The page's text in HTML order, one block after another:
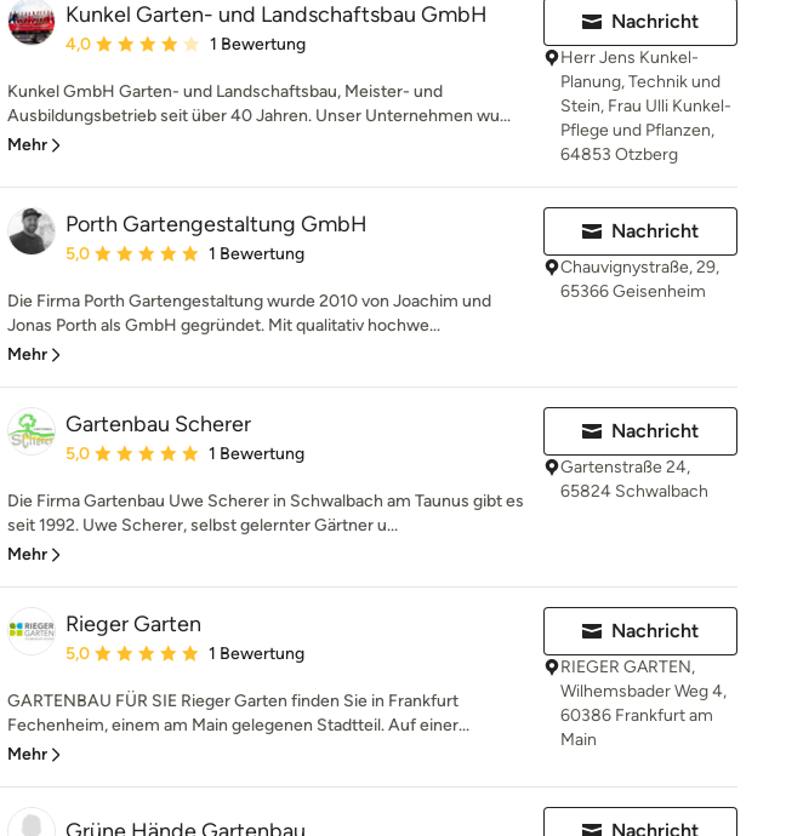
Kunkel Garten- und Landschaftsbau GmbH
Durchschnittliche Bewertung: 4 von 5 Sternen
4,0 1 Bewertung
Kunkel GmbH Garten- und Landschaftsbau, Meister- und
Ausbildungsbetrieb seit über 40 Jahren. Unser Unternehmen wu...
Mehr
Nachricht
Herr Jens Kunkel-
Planung, Technik und
Stein, Frau Ulli Kunkel-
Pflege und Pflanzen,
64853 Otzberg
Porth Gartengestaltung GmbH
Durchschnittliche Bewertung: 5 von 5 Sternen
5,0 1 Bewertung
Die Firma Porth Gartengestaltung wurde 2010 von Joachim und
Jonas Porth als GmbH gegründet. Mit qualitativ hochwe...
Mehr
Nachricht
Chauvignystraße, 29,
65366 Geisenheim
Gartenbau Scherer
Durchschnittliche Bewertung: 5 von 5 Sternen
5,0 1 Bewertung
Die Firma Gartenbau Uwe Scherer in Schwalbach am Taunus gibt es
seit 1992. Uwe Scherer, selbst gelernter Gärtner u...
Mehr
Nachricht
Gartenstraße 24,
65824 Schwalbach
Rieger Garten
Durchschnittliche Bewertung: 5 von 5 Sternen
5,0 1 Bewertung
GARTENBAU FÜR SIE Rieger Garten finden Sie in Frankfurt
Fechenheim, einem am Main gelegenen Stadtteil. Auf einer...
Mehr
Nachricht
RIEGER GARTEN,
Wilhemsbader Weg 4,
60386 Frankfurt am
Main
Nachricht